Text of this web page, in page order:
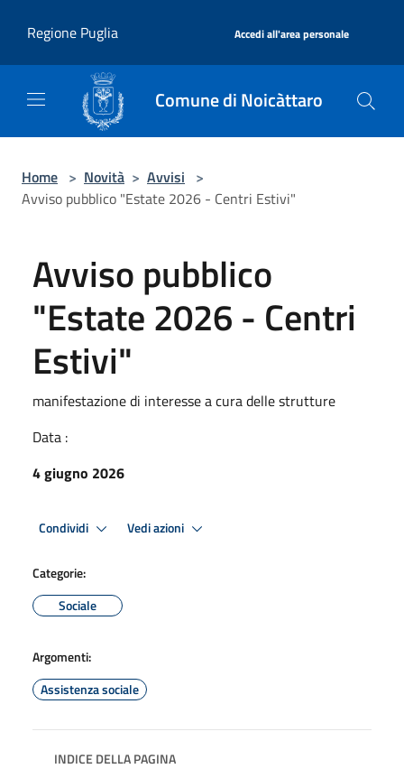
Regione Puglia
Accedi all'area personale
Comune di Noicàttaro
Home > Novità > Avvisi >
Avviso pubblico "Estate 2026 - Centri Estivi"
Avviso pubblico
"Estate 2026 - Centri
Estivi"
manifestazione di interesse a cura delle strutture
Data :
4 giugno 2026
Condividi Vedi azioni
Categorie:
Sociale
Argomenti:
Assistenza sociale
INDICE DELLA PAGINA